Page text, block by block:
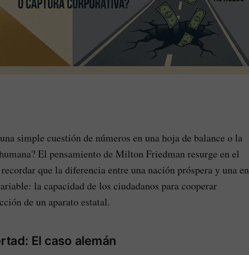
simple cuestión de números en una hoja de balance o la
El pensamiento de Milton Friedman resurge en el
que la diferencia entre una nación próspera y una en
la capacidad de los ciudadanos para cooperar
de un aparato estatal.
El caso alemán